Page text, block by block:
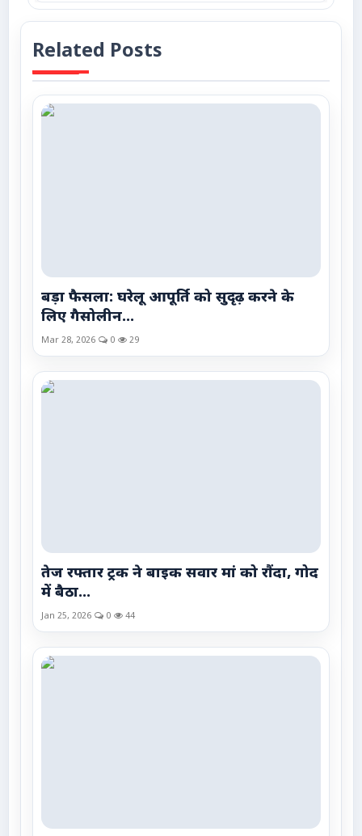
Related Posts
बड़ा फैसला: घरेलू आपूर्ति को सुदृढ़ करने के
लिए गैसोलीन...
Mar 28, 2026 0 29
तेज रफ्तार ट्रक ने बाइक सवार मां को रौंदा, गोद
में बैठा...
Jan 25, 2026 0 44